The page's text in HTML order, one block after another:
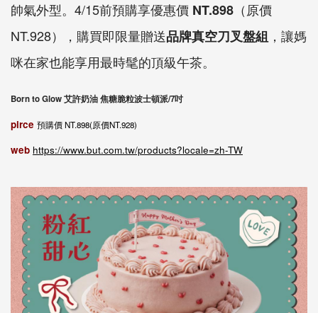
帥氣外型。4/15前預購享優惠價 NT.898 （原價
NT.928），購買即限量贈送品牌真空刀叉盤組 ，讓媽
咪在家也能享用最時髦的頂級午茶。
Born to Glow 艾許奶油 焦糖脆粒波士頓派/7吋
pirce 預購價 NT.898(原價NT.928)
web https://www.but.com.tw/products?locale=zh-TW